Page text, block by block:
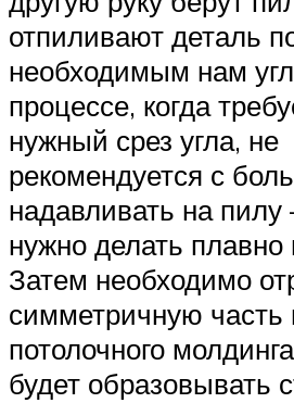
отпиливают деталь
необходимым нам
процессе, когда
нужный срез угла, не
рекомендуется с
надавливать на
нужно делать плавно
Затем необходимо
симметричную часть
потолочного
будет образовывать